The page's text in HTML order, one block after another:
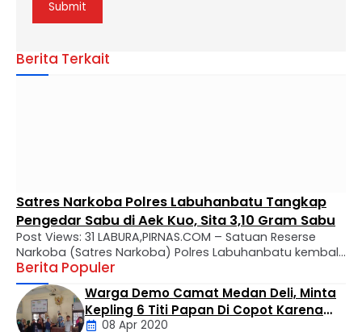
Berita Terkait
Satres Narkoba Polres Labuhanbatu Tangkap
Pengedar Sabu di Aek Kuo, Sita 3,10 Gram Sabu
Post Views: 31 LABURA,PIRNAS.COM – Satuan Reserse
Narkoba (Satres Narkoba) Polres Labuhanbatu kembali
mengungkap kasus peredaran narkotika jenis sabu di
wilayah hukumnya. Seorang pria berinisial MTS alias
Tebe (34) berhasil diamankan dalam operasi yang
digelar di Kelurahan Bandar Selamat, Kecamatan Aek
Berita Populer
Warga Demo Camat Medan Deli, Minta
Kepling 6 Titi Papan Di Copot Karena
Tak Perduli Sama Warganya
08 Apr 2020